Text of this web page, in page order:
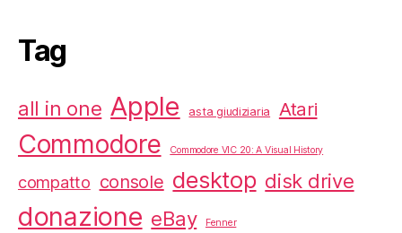
Tag
all in one Apple asta giudiziaria Atari
Commodore Commodore VIC 20: A Visual History
compatto console desktop disk drive
donazione eBay Fenner